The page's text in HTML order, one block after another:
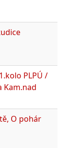
PLPÚ /
Kam.nad
O pohár